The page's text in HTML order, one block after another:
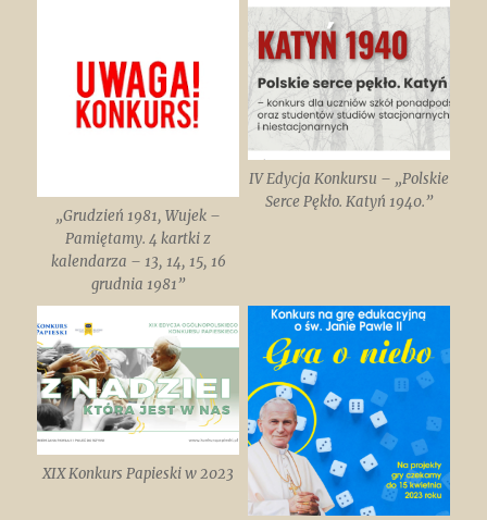
„Grudzień 1981, Wujek –
Pamiętamy. 4 kartki z
kalendarza – 13, 14, 15, 16
grudnia 1981”
IV Edycja Konkursu – „Polskie
Serce Pękło. Katyń 1940.”
XIX Konkurs Papieski w 2023